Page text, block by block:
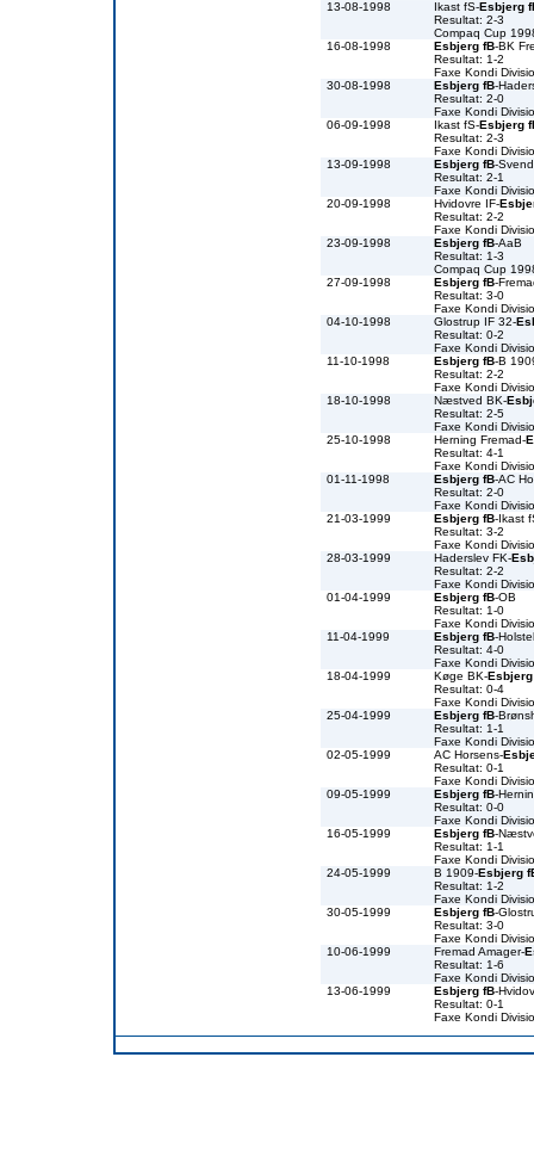
13-08-1998
Ikast fS-Esbjerg
Resultat: 2-3
Compaq Cup
16-08-1998
Esbjerg fB-BK
Resultat: 1-2
Faxe Kondi
30-08-1998
Esbjerg fB-
Resultat: 2-0
Faxe Kondi
06-09-1998
Ikast fS-Esbjerg
Resultat: 2-3
Faxe Kondi
13-09-1998
Esbjerg fB-
Resultat: 2-1
Faxe Kondi
20-09-1998
Hvidovre IF-
Resultat: 2-2
Faxe Kondi
23-09-1998
Esbjerg fB-AaB
Resultat: 1-3
Compaq Cup
27-09-1998
Esbjerg fB-
Resultat: 3-0
Faxe Kondi
04-10-1998
Glostrup IF 32-
Resultat: 0-2
Faxe Kondi
11-10-1998
Esbjerg fB-B
Resultat: 2-2
Faxe Kondi
18-10-1998
Næstved BK-
Resultat: 2-5
Faxe Kondi
25-10-1998
Herning Fremad-
Resultat: 4-1
Faxe Kondi
01-11-1998
Esbjerg fB-AC
Resultat: 2-0
Faxe Kondi
21-03-1999
Esbjerg fB-Ikast
Resultat: 3-2
Faxe Kondi
28-03-1999
Haderslev FK-
Resultat: 2-2
Faxe Kondi
01-04-1999
Esbjerg fB-OB
Resultat: 1-0
Faxe Kondi
11-04-1999
Esbjerg fB-
Resultat: 4-0
Faxe Kondi
18-04-1999
Køge BK-
Resultat: 0-4
Faxe Kondi
25-04-1999
Esbjerg fB-
Resultat: 1-1
Faxe Kondi
02-05-1999
AC Horsens-
Resultat: 0-1
Faxe Kondi
09-05-1999
Esbjerg fB-
Resultat: 0-0
Faxe Kondi
16-05-1999
Esbjerg fB-
Resultat: 1-1
Faxe Kondi
24-05-1999
B 1909-Esbjerg
Resultat: 1-2
Faxe Kondi
30-05-1999
Esbjerg fB-
Resultat: 3-0
Faxe Kondi
10-06-1999
Fremad Amager-
Resultat: 1-6
Faxe Kondi
13-06-1999
Esbjerg fB-
Resultat: 0-1
Faxe Kondi